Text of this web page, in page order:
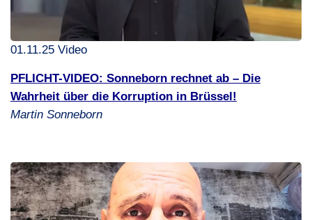
01.11.25 Video
PFLICHT-VIDEO: Sonneborn rechnet ab – Die
Wahrheit über die Korruption in Brüssel!
Martin Sonneborn